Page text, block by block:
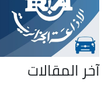
آخر المقالات